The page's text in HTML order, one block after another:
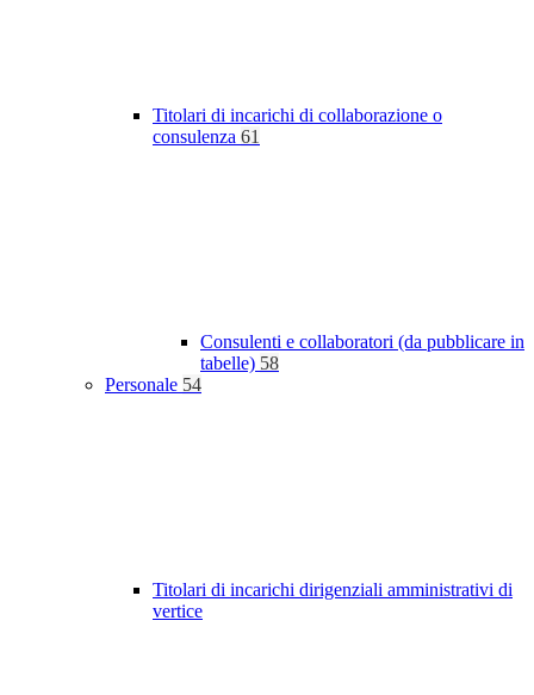
Titolari di incarichi di collaborazione o
consulenza 61
Consulenti e collaboratori (da pubblicare in
tabelle) 58
Personale 54
Titolari di incarichi dirigenziali amministrativi di
vertice